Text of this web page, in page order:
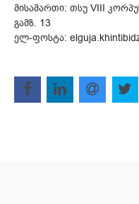
მისამართი: თსუ VIII
გამზ. 13
ელ-ფოსტა: